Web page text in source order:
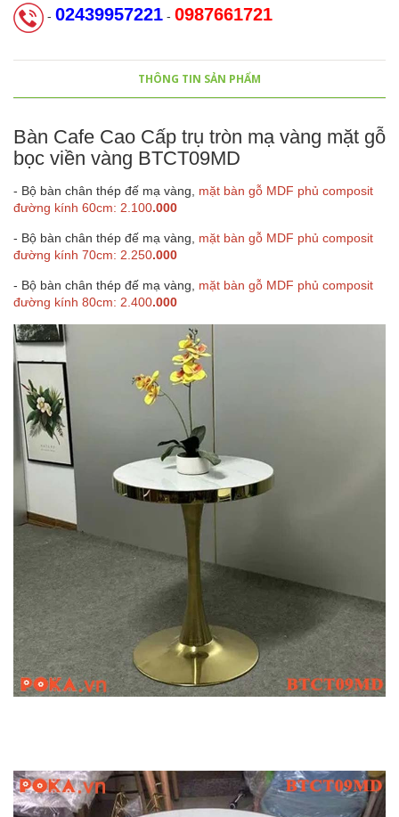
- 02439957221 - 0987661721
THÔNG TIN SẢN PHẨM
Bàn Cafe Cao Cấp trụ tròn mạ vàng mặt gỗ
bọc viền vàng BTCT09MD
- Bộ bàn chân thép đế mạ vàng, mặt bàn gỗ MDF phủ composit
đường kính 60cm: 2.100.000
- Bộ bàn chân thép đế mạ vàng, mặt bàn gỗ MDF phủ composit
đường kính 70cm: 2.250.000
- Bộ bàn chân thép đế mạ vàng, mặt bàn gỗ MDF phủ composit
đường kính 80cm: 2.400.000